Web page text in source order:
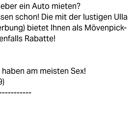
ein Auto mieten?
schon! Die mit der lustigen Ulla
bietet Ihnen als Mövenpick-
Rabatte!
haben am meisten Sex!